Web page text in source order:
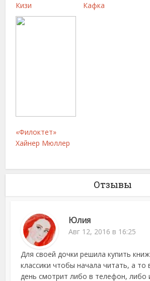
Кизи
Кафка
«Филоктет»
Хайнер Мюллер
Отзывы
Юлия
Авг 12, 2016 в 16:25
Для своей дочки решила купить
классики чтобы начала читать, а то
день смотрит либо в телефон, либо